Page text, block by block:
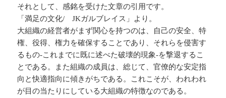
それとして、感銘を受けた文章の引用です。
「満足の文化/ JKガルブレイス」より。
大組織の経営者がまず関心を持つのは、自己の安全、特
権、役得、権力を確保することであり、それらを侵害す
るもの-これまでに既に述べた破壊的現象-を撃退するこ
とである。また組織の成員は、総じて、官僚的な安定指
向と快適指向に傾きがちである。これこそが、われわれ
が目の当たりにしている大組織の特徴なのである。